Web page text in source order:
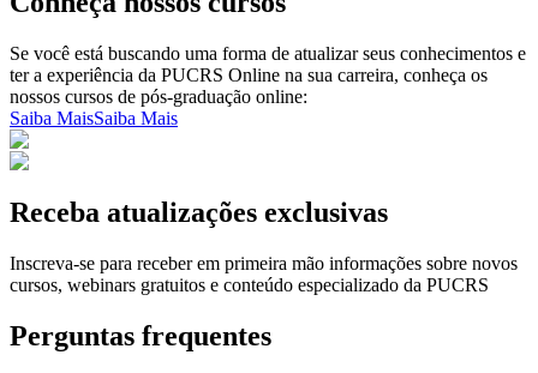
Se você está buscando uma forma de atualizar seus conhecimentos e
ter a experiência da PUCRS Online na sua carreira, conheça os
nossos cursos de pós-graduação online:
Saiba MaisSaiba Mais
Receba atualizações exclusivas
Inscreva-se para receber em primeira mão informações sobre novos
cursos, webinars gratuitos e conteúdo especializado da PUCRS
Perguntas frequentes